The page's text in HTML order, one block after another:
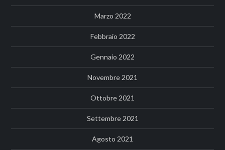
Marzo 2022
Febbraio 2022
Gennaio 2022
Novembre 2021
Ottobre 2021
Settembre 2021
Agosto 2021